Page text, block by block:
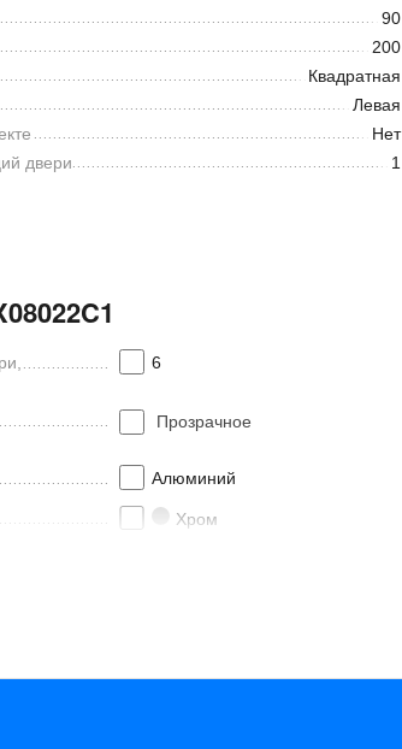
90
200
Квадратная
Левая
Нет
двери
1
6
Прозрачное
Алюминий
Хром